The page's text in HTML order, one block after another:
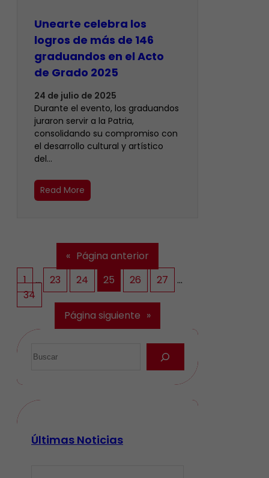
Unearte celebra los
logros de más de 146
graduandos en el Acto
de Grado 2025
24 de julio de 2025
Durante el evento, los graduandos
juraron servir a la Patria,
consolidando su compromiso con
el desarrollo cultural y artístico
del…
Read More
« Página anterior
1
… 23 24 25 26 27
…
34
Página siguiente »
Últimas Noticias